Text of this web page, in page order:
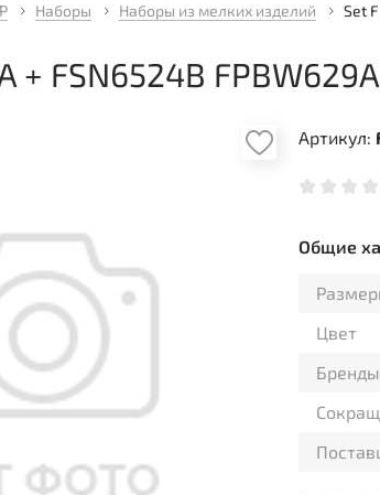
Наборы Наборы из мелких изделий Set
+ FSN6524B FPBW629A
Артикул:
Общие
Цвет
Бренды